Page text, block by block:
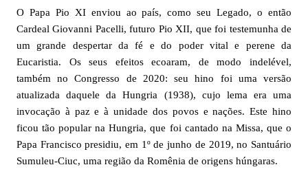
O Papa Pio XI enviou ao país, como seu Legado, o então
Cardeal Giovanni Pacelli, futuro Pio XII, que foi testemunha de
um grande despertar da fé e do poder vital e perene da
Eucaristia. Os seus efeitos ecoaram, de modo indelével,
também no Congresso de 2020: seu hino foi uma versão
atualizada daquele da Hungria (1938), cujo lema era uma
invocação à paz e à unidade dos povos e nações. Este hino
ficou tão popular na Hungria, que foi cantado na Missa, que o
Papa Francisco presidiu, em 1º de junho de 2019, no Santuário
Sumuleu-Ciuc, uma região da Romênia de origens húngaras.